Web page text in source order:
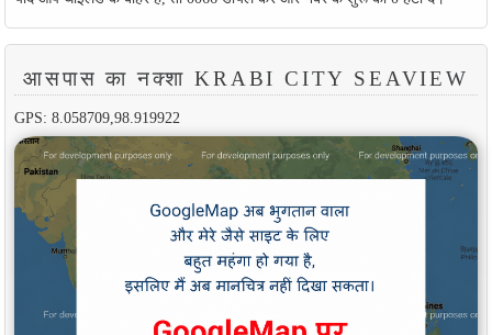
आसपास का नक्शा KRABI CITY SEAVIEW
GPS: 8.058709,98.919922